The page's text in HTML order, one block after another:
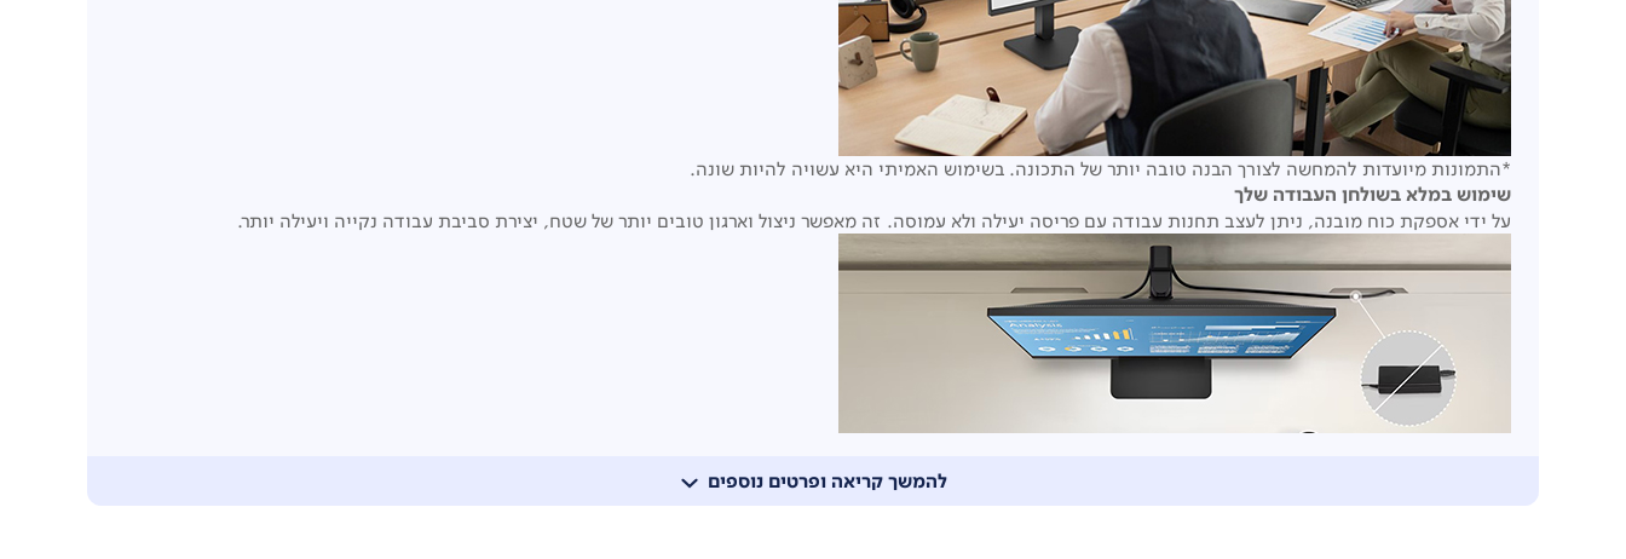
להמשך קריאה ופרטים נוספים
*התמונות מיועדות להמחשה לצורך הבנה טובה יותר של התכונה. בשימוש האמיתי היא עשויה להיות שונה.
שימוש במלא בשולחן העבודה שלך
על ידי אספקת כוח מובנה, ניתן לעצב תחנות עבודה עם פריסה יעילה ולא עמוסה. זה מאפשר ניצול וארגון טובים יותר של שטח, יצירת סביבת עבודה נקייה ויעילה יותר.